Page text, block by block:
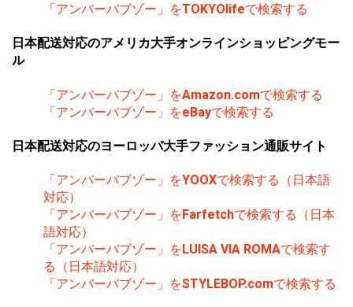
「アンバーバブゾー」をTOKYOlifeで検索する
日本配送対応のアメリカ大手オンラインショッピングモー
ル
「アンバーバブゾー」をAmazon.comで検索する
「アンバーバブゾー」をeBayで検索する
日本配送対応のヨーロッパ大手ファッション通販サイト
「アンバーバブゾー」をYOOXで検索する（日本語
対応）
「アンバーバブゾー」をFarfetchで検索する（日本
語対応）
「アンバーバブゾー」をLUISA VIA ROMAで検索す
る（日本語対応）
「アンバーバブゾー」をSTYLEBOP.comで検索する